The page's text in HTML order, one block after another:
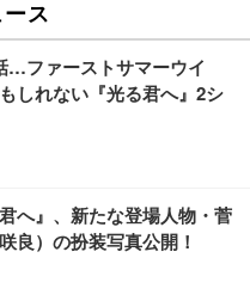
カメラ/DVD/豊富な接続端
有線静音マウス付属/ 180
）
ートパソコン 富士通 A5511/
i3-1125G4// Win11 Pro/MS
カメラ/DVD/豊富な接続端
有線静音マウス付属/ 180
ソコン 富士通 LIEFBOOK
世代 Core i5-1145G7/Window
搭載/Webカメラ/Wifi・Blue
グモニター DualSense 充電
）
27インチ 液晶モニタ
）VA 非光沢 HDMI/DisplayP
高さ調整 スイベル VESA対
ス
…ファーストサマーウイ
しれない『光る君へ』2シ
へ』、新たな登場人物・菅
良）の扮装写真公開！